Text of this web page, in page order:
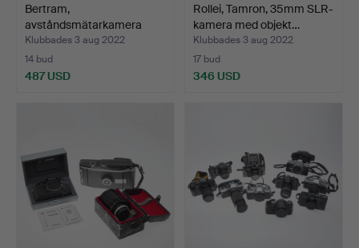
Bertram,
avståndsmätarkamera
med tillbehör…
Klubbades 3 aug 2022
14 bud
487 USD
Rollei, Tamron, 35mm SLR-
kamera med objekt…
Klubbades 3 aug 2022
17 bud
346 USD